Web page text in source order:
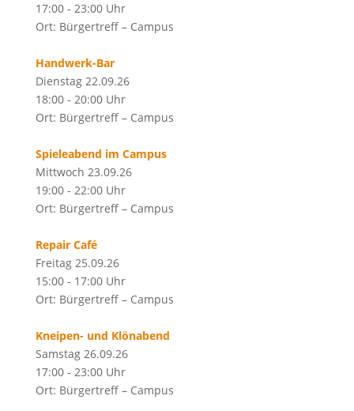
17:00 - 23:00 Uhr
Ort: Bürgertreff – Campus
Handwerk-Bar
Dienstag 22.09.26
18:00 - 20:00 Uhr
Ort: Bürgertreff – Campus
Spieleabend im Campus
Mittwoch 23.09.26
19:00 - 22:00 Uhr
Ort: Bürgertreff – Campus
Repair Café
Freitag 25.09.26
15:00 - 17:00 Uhr
Ort: Bürgertreff – Campus
Kneipen- und Klönabend
Samstag 26.09.26
17:00 - 23:00 Uhr
Ort: Bürgertreff – Campus